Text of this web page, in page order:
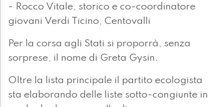
- Rocco Vitale, storico e co-coordinatore
giovani Verdi Ticino, Centovalli
Per la corsa agli Stati si proporrà, senza
sorprese, il nome di Greta Gysin.
Oltre la lista principale il partito ecologista
sta elaborando delle liste sotto-congiunte in